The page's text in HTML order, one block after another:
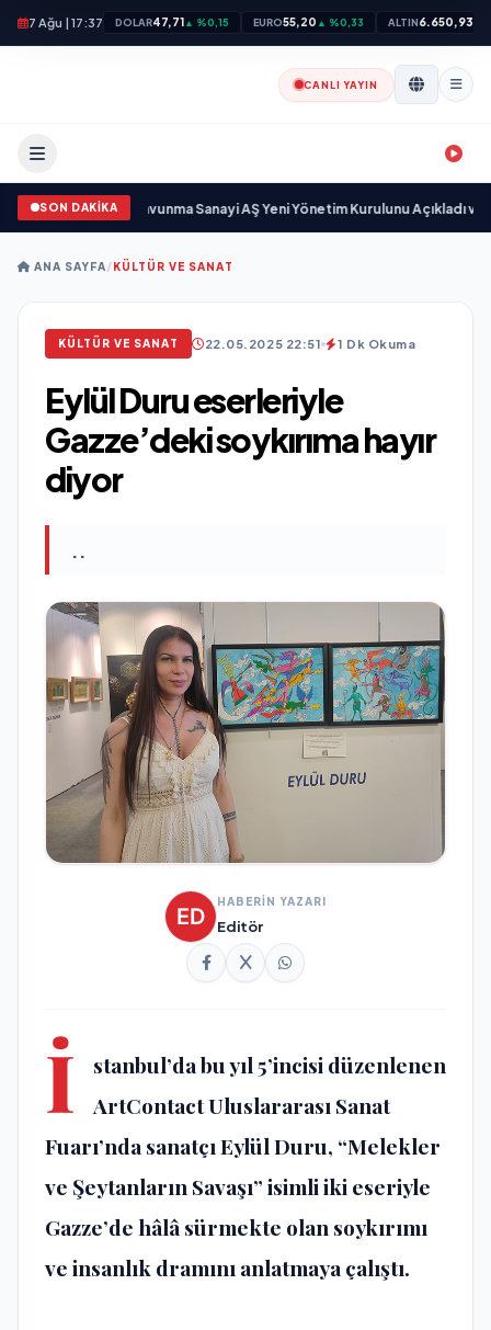
7 Ağu | 17:37 DOLAR47,71▲ %0,15 EURO55,20 ▲ %0,33 ALTIN6.650,93
CANLI YAYIN
SON DAKİKA
•Açıkgöz Savunma Sanayi AŞ Yeni Yönetim Kurulunu Açıkladı ve
ANA SAYFA/KÜLTÜR VE SANAT
KÜLTÜR VE SANAT 22.05.2025 22:51 1 Dk Okuma
Eylül Duru eserleriyle
Gazze’deki soykırıma hayır
diyor
..
HABERİN YAZARI
Editör
İ
stanbul’da bu yıl 5’incisi düzenlenen
ArtContact Uluslararası Sanat
Fuarı’nda sanatçı Eylül Duru, “Melekler
ve Şeytanların Savaşı” isimli iki eseriyle
Gazze’de hâlâ sürmekte olan soykırımı
ve insanlık dramını anlatmaya çalıştı.